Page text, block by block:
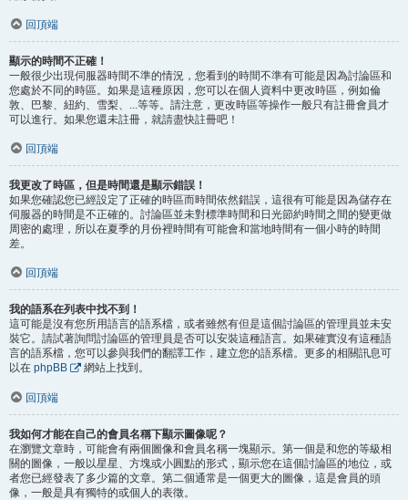
回頂端
顯示的時間不正確！
一般很少出現伺服器時間不準的情況，您看到的時間不準有可能是因為討論區和
您處於不同的時區。如果是這種原因，您可以在個人資料中更改時區，例如倫
敦、巴黎、紐約、雪梨、...等等。請注意，更改時區等操作一般只有註冊會員才
可以進行。如果您還未註冊，就請盡快註冊吧！
回頂端
我更改了時區，但是時間還是顯示錯誤！
如果您確認您已經設定了正確的時區而時間依然錯誤，這很有可能是因為儲存在
伺服器的時間是不正確的。討論區並未對標準時間和日光節約時間之間的變更做
周密的處理，所以在夏季的月份裡時間有可能會和當地時間有一個小時的時間
差。
回頂端
我的語系在列表中找不到！
這可能是沒有您所用語言的語系檔，或者雖然有但是這個討論區的管理員並未安
裝它。請試著詢問討論區的管理員是否可以安裝這種語言。如果確實沒有這種語
言的語系檔，您可以參與我們的翻譯工作，建立您的語系檔。更多的相關訊息可
以在 phpBB 網站上找到。
回頂端
我如何才能在自己的會員名稱下顯示圖像呢？
在瀏覽文章時，可能會有兩個圖像和會員名稱一塊顯示。第一個是和您的等級相
關的圖像，一般以星星、方塊或小圓點的形式，顯示您在這個討論區的地位，或
者您已經發表了多少篇的文章。第二個通常是一個更大的圖像，這是會員的頭
像，一般是具有獨特的或個人的表徵。